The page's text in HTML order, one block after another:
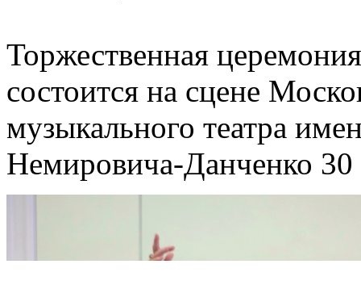
Торжественная
состоится на сцене
музыкального театра
Немировича-Данченко 30